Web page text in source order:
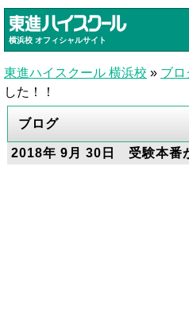
横浜校 オフィシャルサイト
東進ハイスクール 横浜校 » ブロ
した！！
ブログ
2018年 9月 30日 受験本番